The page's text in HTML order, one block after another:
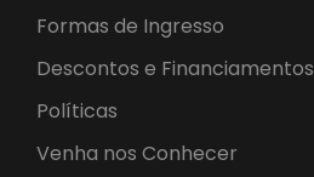
Formas de Ingresso
Descontos e Financiamentos
Políticas
Venha nos Conhecer